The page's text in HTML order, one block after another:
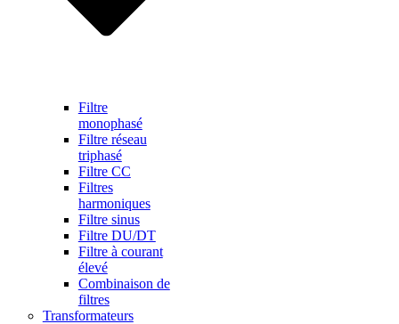
Filtre
monophasé
Filtre réseau
triphasé
Filtre CC
Filtres
harmoniques
Filtre sinus
Filtre DU/DT
Filtre à courant
élevé
Combinaison de
filtres
Transformateurs